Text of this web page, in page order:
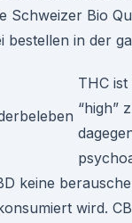
Schweizer Bio
bestellen in der
THC
“high”
keine
wird.